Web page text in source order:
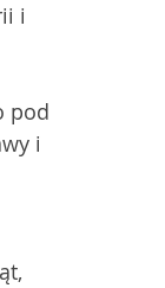
i
pod
i